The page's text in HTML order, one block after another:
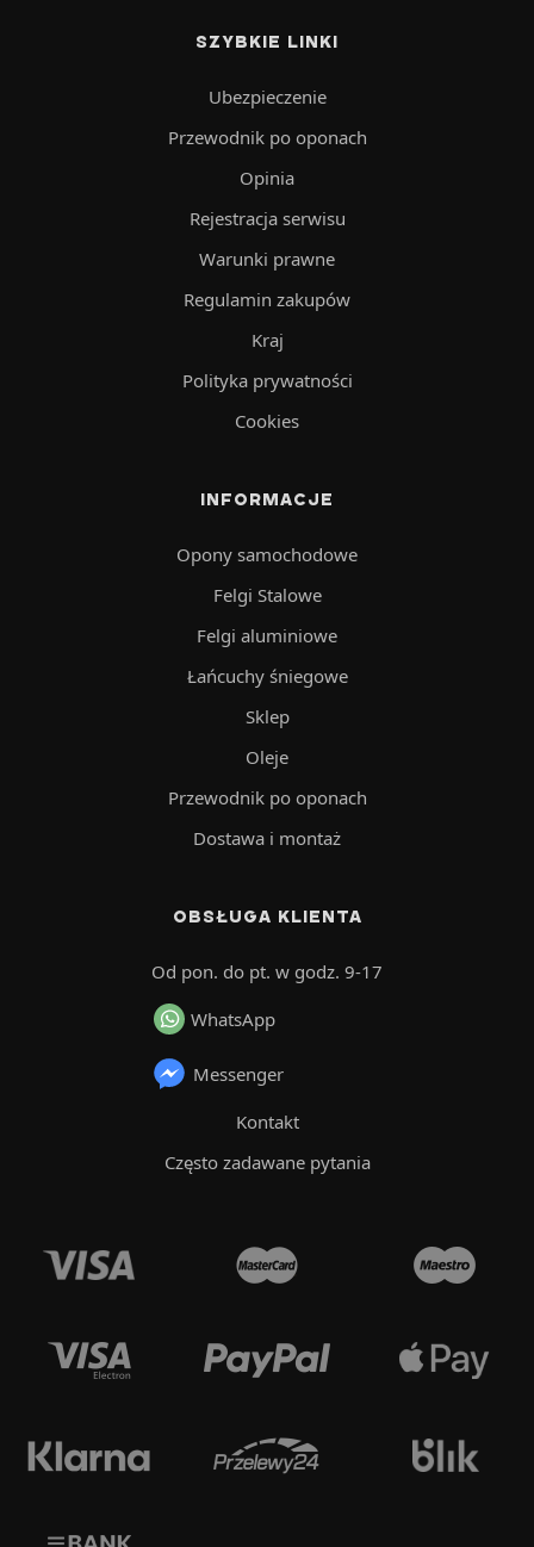
SZYBKIE LINKI
Ubezpieczenie
Przewodnik po oponach
Opinia
Rejestracja serwisu
Warunki prawne
Regulamin zakupów
Kraj
Polityka prywatności
Cookies
INFORMACJE
Opony samochodowe
Felgi Stalowe
Felgi aluminiowe
Łańcuchy śniegowe
Sklep
Oleje
Przewodnik po oponach
Dostawa i montaż
OBSŁUGA KLIENTA
Od pon. do pt. w godz. 9-17
WhatsApp
Messenger
Kontakt
Często zadawane pytania